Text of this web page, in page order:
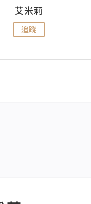
艾米莉
追蹤